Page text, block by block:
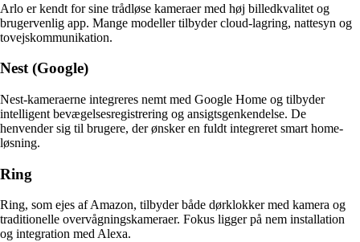
Arlo er kendt for sine trådløse kameraer med høj billedkvalitet og
brugervenlig app. Mange modeller tilbyder cloud-lagring, nattesyn og
tovejskommunikation.
Nest (Google)
Nest-kameraerne integreres nemt med Google Home og tilbyder
intelligent bevægelsesregistrering og ansigtsgenkendelse. De
henvender sig til brugere, der ønsker en fuldt integreret smart home-
løsning.
Ring
Ring, som ejes af Amazon, tilbyder både dørklokker med kamera og
traditionelle overvågningskameraer. Fokus ligger på nem installation
og integration med Alexa.